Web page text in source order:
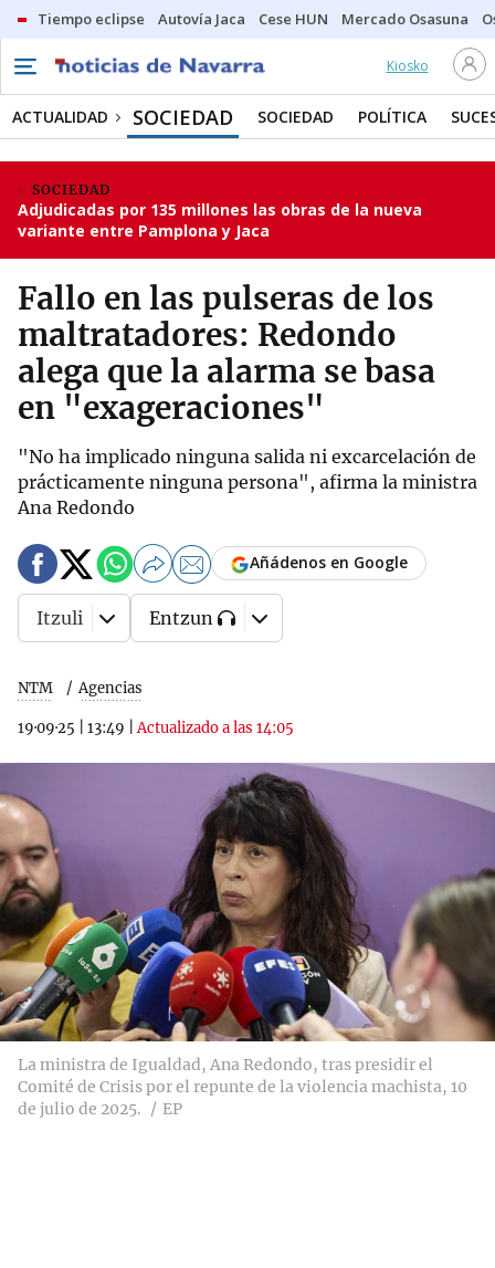
Tiempo eclipse Autovía Jaca Cese HUN Mercado Osasuna
Kiosko
ACTUALIDAD SOCIEDAD SOCIEDAD POLÍTICA
SOCIEDAD
Adjudicadas por 135 millones las obras de la nueva
variante entre Pamplona y Jaca
Fallo en las pulseras de los
maltratadores: Redondo
alega que la alarma se basa
en "exageraciones"
"No ha implicado ninguna salida ni excarcelación de
prácticamente ninguna persona", afirma la ministra
Ana Redondo
NTM Agencias
19·09·25 13:49 |Actualizado a las 14:05
Añádenos en Google
Itzuli Entzun
La ministra de Igualdad, Ana Redondo, tras presidir el
Comité de Crisis por el repunte de la violencia machista, 10
de julio de 2025.
EP